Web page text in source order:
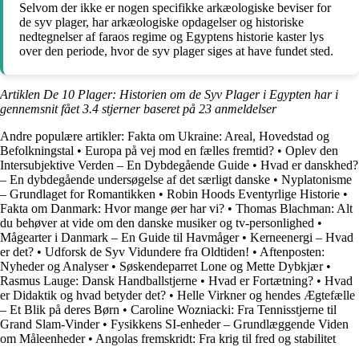
Selvom der ikke er nogen specifikke arkæologiske beviser for
de syv plager, har arkæologiske opdagelser og historiske
nedtegnelser af faraos regime og Egyptens historie kaster lys
over den periode, hvor de syv plager siges at have fundet sted.
Artiklen De 10 Plager: Historien om de Syv Plager i Egypten har i
gennemsnit fået3.4 stjerner baseret på 23 anmeldelser
Andre populære artikler: Fakta om Ukraine: Areal, Hovedstad og
Befolkningstal • Europa på vej mod en fælles fremtid? • Oplev den
Intersubjektive Verden – En Dybdegående Guide • Hvad er danskhed?
– En dybdegående undersøgelse af det særligt danske • Nyplatonisme
– Grundlaget for Romantikken • Robin Hoods Eventyrlige Historie •
Fakta om Danmark: Hvor mange øer har vi? • Thomas Blachman: Alt
du behøver at vide om den danske musiker og tv-personlighed •
Mågearter i Danmark – En Guide til Havmåger• Kerneenergi – Hvad
er det? • Udforsk de Syv Vidundere fra Oldtiden! • Aftenposten:
Nyheder og Analyser• Søskendeparret Lone og Mette Dybkjær•
Rasmus Lauge: Dansk Handballstjerne • Hvad er Fortætning? • Hvad
er Didaktik og hvad betyder det? • Helle Virkner og hendes Ægtefælle
– Et Blik på deres Børn • Caroline Wozniacki: Fra Tennisstjerne til
Grand Slam-Vinder• Fysikkens SI-enheder – Grundlæggende Viden
om Måleenheder• Angolas fremskridt: Fra krig til fred og stabilitet